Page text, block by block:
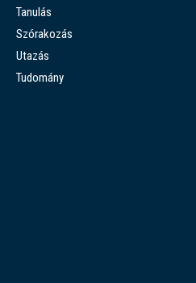
Tanulás
Szórakozás
Utazás
Tudomány